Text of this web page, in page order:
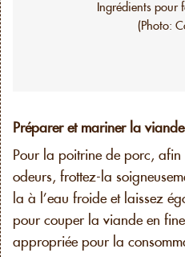
Ingrédients pour
(Photo:
Préparer et mariner la viande
Pour la poitrine de porc, afin
odeurs, frottez-la
la à l’eau froide et laissez
pour couper la viande en
appropriée pour la